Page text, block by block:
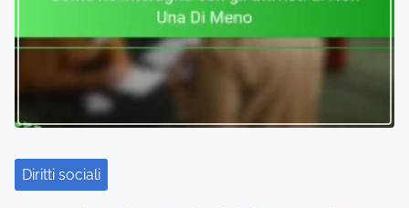
Diritti sociali